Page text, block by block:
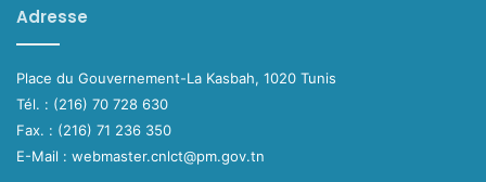
Adresse
Place du Gouvernement-La Kasbah, 1020 Tunis
Tél. : (216) 70 728 630
Fax. : (216) 71 236 350
E-Mail : webmaster.cnlct@pm.gov.tn